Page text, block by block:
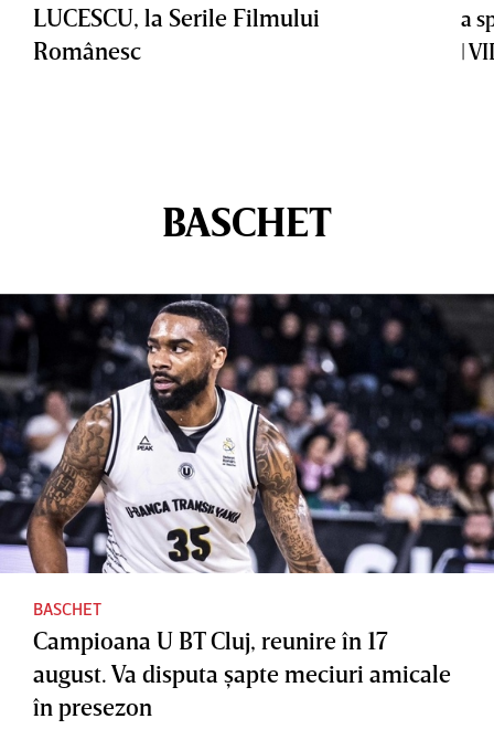
LUCESCU, la Serile Filmului
Românesc
a
|
BASCHET
BASCHET
Campioana U BT Cluj, reunire în 17
august. Va disputa şapte meciuri amicale
în presezon